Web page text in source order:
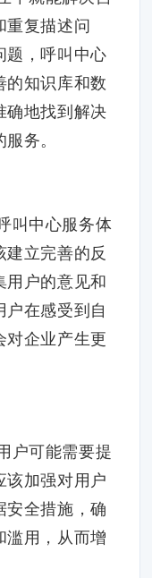
重复描述问
题，呼叫中心
的知识库和数
确地找到解决
务。
叫中心服务体
立完善的反
用户的意见和
在感受到自
对企业产生更
户可能需要提
该加强对用户
安全措施，确
滥用，从而增